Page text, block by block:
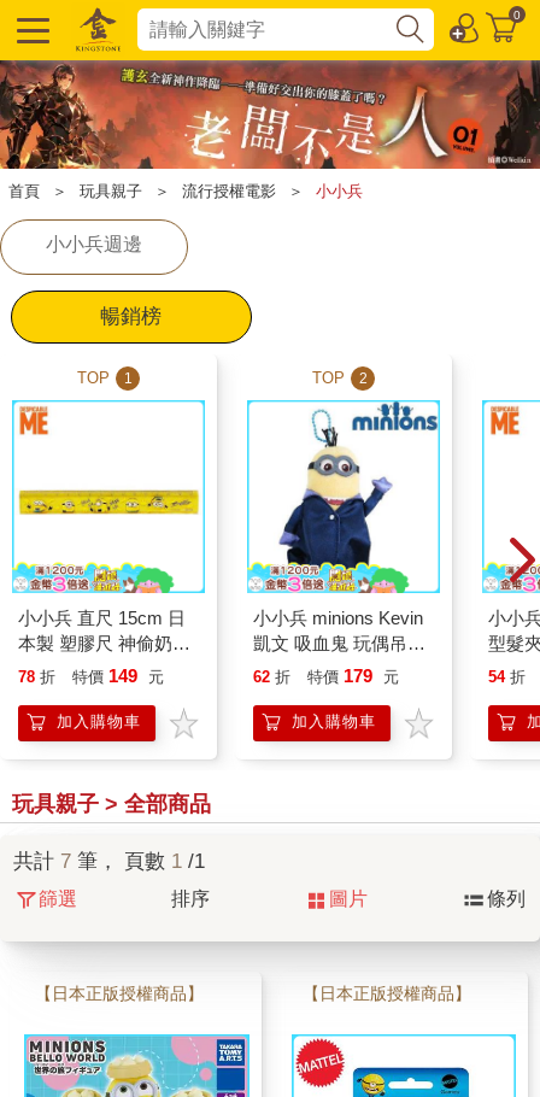
0
首頁 ＞ 玩具親子 ＞ 流行授權電影 ＞ 小小兵
小小兵週邊
暢銷榜
TOP 1
小小兵 直尺 15cm 日
本製 塑膠尺 神偷奶爸
minions
78 折 特價 149 元
加入購物車
TOP 2
小小兵 minions Kevin
凱文 吸血鬼 玩偶吊飾
珠鍊鑰匙圈 暗黑時代
62 折 特價 179 元
加入購物車
小小
型髮
瀏海
54 折
玩具親子 > 全部商品
共計 7 筆， 頁數 1 /1
篩選 排序 圖片 條列
【日本正版授權商品】 【日本正版授權商品】